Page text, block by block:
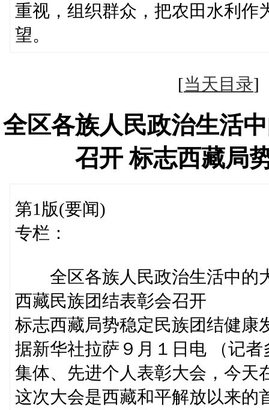
重视，组织群众，把农田水利作
望。
[当天目录
全区各族人民政治生活
召开 标志西藏局
第1版(要闻)
专栏：
全区各族人民政治生活中的
西藏民族团结表彰会召开
标志西藏局势稳定民族团结健康
据新华社拉萨９月１日电 （记
集体、先进个人表彰大会，今天
这次大会是西藏和平解放以来的